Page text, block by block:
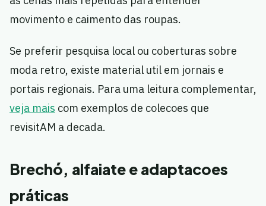
movimento e caimento das roupas.
Se preferir pesquisa local ou coberturas sobre
moda retro, existe material util em jornais e
portais regionais. Para uma leitura complementar,
veja mais com exemplos de colecoes que
revisitAM a decada.
Brechó, alfaiate e adaptacoes
práticas